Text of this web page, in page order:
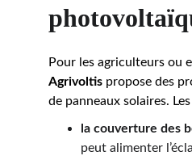
Pour les agriculteurs ou
Agrivoltis propose des
de panneaux solaires.
la couverture des
peut alimenter